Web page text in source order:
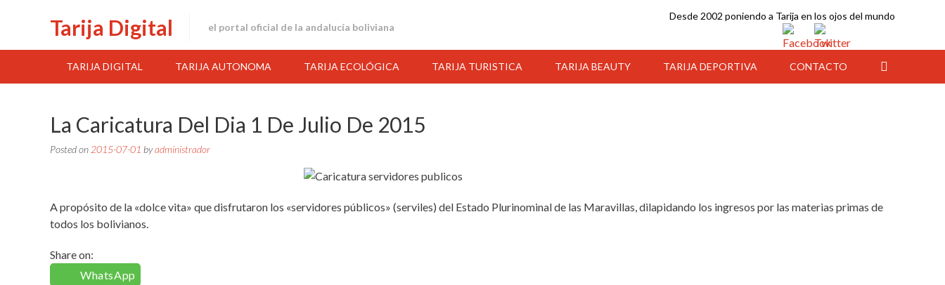
Tarija Digital el portal oficial de la andalucía boliviana
Desde 2002 poniendo a Tarija en los ojos del mundo
TARIJA DIGITAL TARIJA AUTONOMA TARIJA ECOLÓGICA TARIJA TURISTICA TARIJA BEAUTY TARIJA DEPORTIVA CONTACTO
La Caricatura Del Dia 1 De Julio De 2015
Posted on 2015-07-01 byadministrador
A propósito de la «dolce vita» que disfrutaron los «servidores públicos» (serviles) del Estado Plurinominal de las Maravillas, dilapidando los ingresos por las materias primas de
todos los bolivianos.
Share on:
WhatsApp